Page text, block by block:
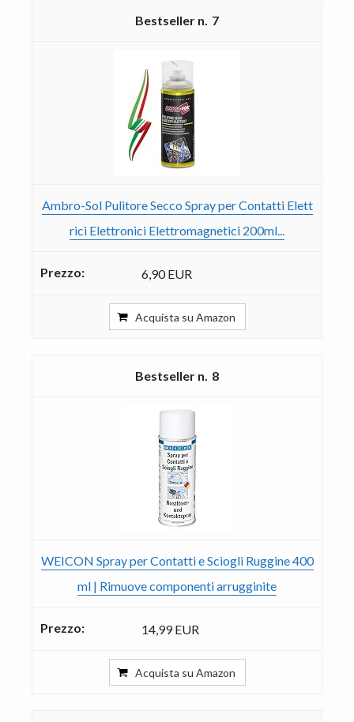
7
Ambro-Sol Pulitore Secco Spray per Contatti Elett
rici Elettronici Elettromagnetici 200ml...
6,90 EUR
Acquista su Amazon
8
WEICON Spray per Contatti e Sciogli Ruggine 400
ml | Rimuove componenti arrugginite
14,99 EUR
Acquista su Amazon